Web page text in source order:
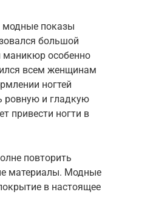
модные показы
большой
маникюр особенно
всем женщинам
ногтей
ровную и гладкую
привести ногти в
повторить
материалы. Модные
в настоящее